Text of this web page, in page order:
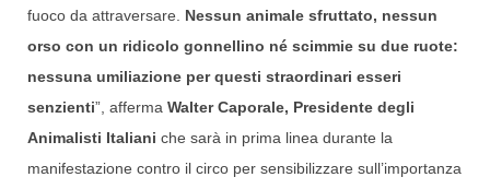
fuoco da attraversare. Nessun animale sfruttato, nessun
orso con un ridicolo gonnellino né scimmie su due ruote:
nessuna umiliazione per questi straordinari esseri
senzienti”, afferma Walter Caporale, Presidente degli
Animalisti Italiani che sarà in prima linea durante la
manifestazione contro il circo per sensibilizzare sull’importanza